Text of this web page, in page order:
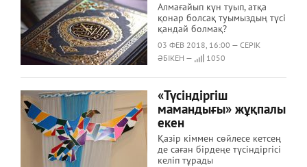
Алмағайып күн туып, атқа
қонар болсақ туымыздың түсі
қандай болмақ?
03 ФЕВ 2018, 16:00 — СЕРІК
ӘБІКЕН —
1050
«Түсіндіргіш
мамандығы» жұқпалы
екен
Қазір кіммен сөйлесе кетсең
де саған бірдеңе түсіндіргісі
келіп тұрады